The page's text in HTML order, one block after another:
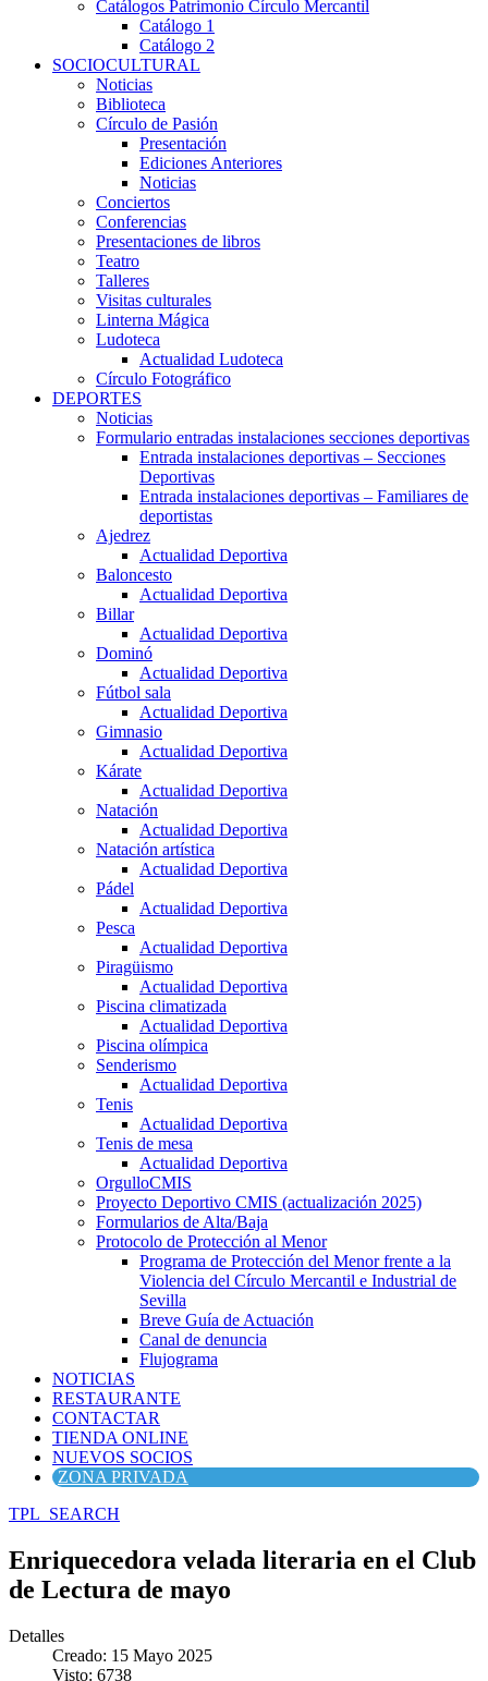
Catálogos Patrimonio Círculo Mercantil
Catálogo 1
Catálogo 2
SOCIOCULTURAL
Noticias
Biblioteca
Círculo de Pasión
Presentación
Ediciones Anteriores
Noticias
Conciertos
Conferencias
Presentaciones de libros
Teatro
Talleres
Visitas culturales
Linterna Mágica
Ludoteca
Actualidad Ludoteca
Círculo Fotográfico
DEPORTES
Noticias
Formulario entradas instalaciones secciones deportivas
Entrada instalaciones deportivas – Secciones
Deportivas
Entrada instalaciones deportivas – Familiares de
deportistas
Ajedrez
Actualidad Deportiva
Baloncesto
Actualidad Deportiva
Billar
Actualidad Deportiva
Dominó
Actualidad Deportiva
Fútbol sala
Actualidad Deportiva
Gimnasio
Actualidad Deportiva
Kárate
Actualidad Deportiva
Natación
Actualidad Deportiva
Natación artística
Actualidad Deportiva
Pádel
Actualidad Deportiva
Pesca
Actualidad Deportiva
Piragüismo
Actualidad Deportiva
Piscina climatizada
Actualidad Deportiva
Piscina olímpica
Senderismo
Actualidad Deportiva
Tenis
Actualidad Deportiva
Tenis de mesa
Actualidad Deportiva
OrgulloCMIS
Proyecto Deportivo CMIS (actualización 2025)
Formularios de Alta/Baja
Protocolo de Protección al Menor
Programa de Protección del Menor frente a la
Violencia del Círculo Mercantil e Industrial de
Sevilla
Breve Guía de Actuación
Canal de denuncia
Flujograma
NOTICIAS
RESTAURANTE
CONTACTAR
TIENDA ONLINE
NUEVOS SOCIOS
ZONA PRIVADA
TPL_SEARCH
Enriquecedora velada literaria en el Club
de Lectura de mayo
Detalles
Creado: 15 Mayo 2025
Visto: 6738